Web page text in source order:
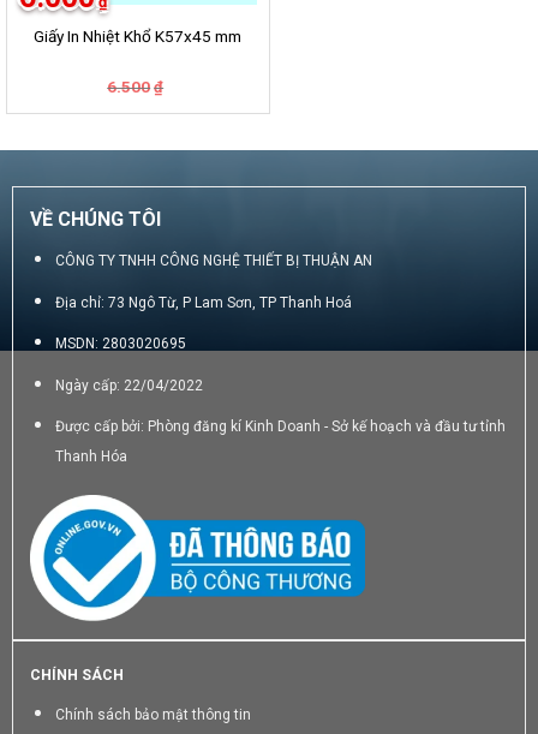
Giấy In Nhiệt Khổ K57x45 mm
6.500 ₫
là:
tại
6.000₫.
VỀ CHÚNG TÔI
CÔNG TY TNHH CÔNG NGHỆ THIẾT BỊ THUẬN AN
Địa chỉ: 73 Ngô Từ, P Lam Sơn, TP Thanh Hoá
MSDN: 2803020695
Ngày cấp: 22/04/2022
Được cấp bởi: Phòng đăng kí Kinh Doanh - Sở kế hoạch và đầu tư tỉnh
Thanh Hóa
CHÍNH SÁCH
Chính sách bảo mật thông tin